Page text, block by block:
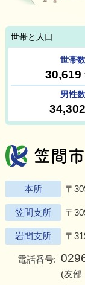
本所 〒
笠間支所 〒
岩間支所 〒
電話番号:
(友部